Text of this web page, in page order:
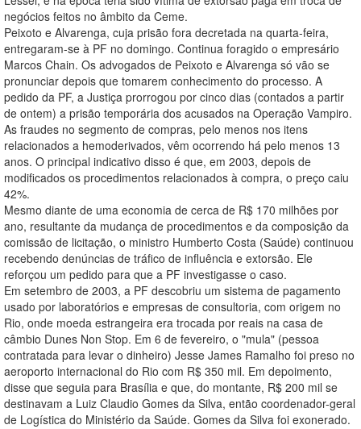
negócios feitos no âmbito da Ceme.
Peixoto e Alvarenga, cuja prisão fora decretada na quarta-feira,
entregaram-se à PF no domingo. Continua foragido o empresário
Marcos Chain. Os advogados de Peixoto e Alvarenga só vão se
pronunciar depois que tomarem conhecimento do processo. A
pedido da PF, a Justiça prorrogou por cinco dias (contados a partir
de ontem) a prisão temporária dos acusados na Operação Vampiro.
As fraudes no segmento de compras, pelo menos nos itens
relacionados a hemoderivados, vêm ocorrendo há pelo menos 13
anos. O principal indicativo disso é que, em 2003, depois de
modificados os procedimentos relacionados à compra, o preço caiu
42%.
Mesmo diante de uma economia de cerca de R$ 170 milhões por
ano, resultante da mudança de procedimentos e da composição da
comissão de licitação, o ministro Humberto Costa (Saúde) continuou
recebendo denúncias de tráfico de influência e extorsão. Ele
reforçou um pedido para que a PF investigasse o caso.
Em setembro de 2003, a PF descobriu um sistema de pagamento
usado por laboratórios e empresas de consultoria, com origem no
Rio, onde moeda estrangeira era trocada por reais na casa de
câmbio Dunes Non Stop. Em 6 de fevereiro, o "mula" (pessoa
contratada para levar o dinheiro) Jesse James Ramalho foi preso no
aeroporto internacional do Rio com R$ 350 mil. Em depoimento,
disse que seguia para Brasília e que, do montante, R$ 200 mil se
destinavam a Luiz Claudio Gomes da Silva, então coordenador-geral
de Logística do Ministério da Saúde. Gomes da Silva foi exonerado.